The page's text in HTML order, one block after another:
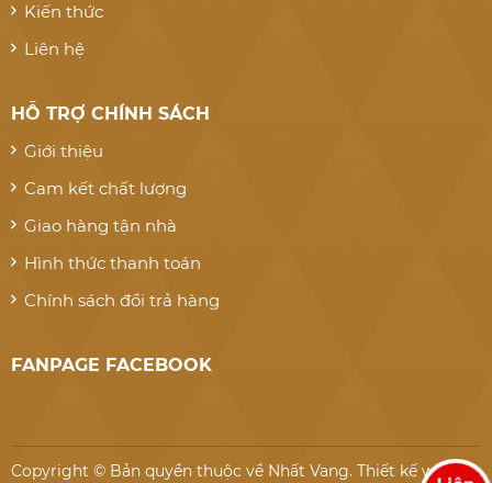
Kiến thức
Liên hệ
HỖ TRỢ CHÍNH SÁCH
Giới thiệu
Cam kết chất lượng
Giao hàng tận nhà
Hình thức thanh toán
Chính sách đổi trả hàng
FANPAGE FACEBOOK
Copyright © Bản quyền thuộc về Nhất Vang. Thiết kế website